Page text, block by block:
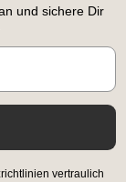
und sichere Dir
vertraulich